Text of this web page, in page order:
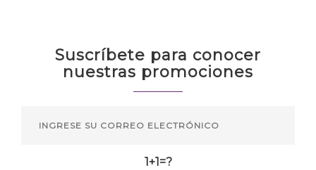
Suscríbete para conocer
nuestras promociones
1+1=?